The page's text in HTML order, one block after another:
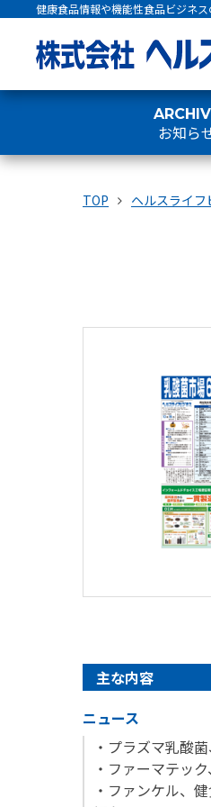
健康食品情報や機能性食品ビジネ
お知ら
TOP ヘルスライフ
主な内容
ニュース
・プラズマ乳酸
・ファーマテッ
・ファンケル、